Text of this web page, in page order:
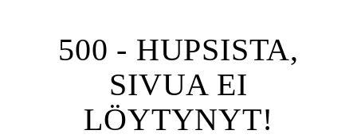
500 - HUPSISTA,
SIVUA EI
LÖYTYNYT!